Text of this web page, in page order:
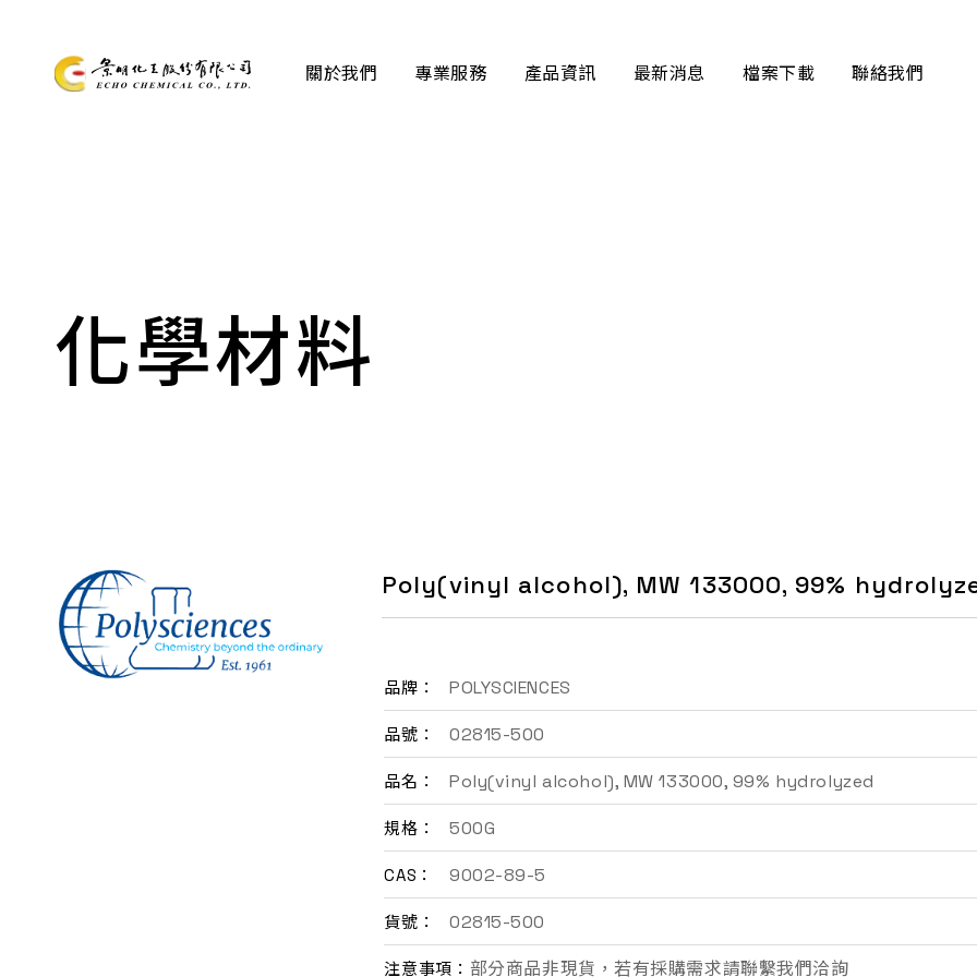
關於我們 專業服務 產品資訊 最新消息 檔案下載 聯絡我們
化學材料
Poly(vinyl alcohol), MW 133000, 99%
品牌： POLYSCIENCES
品號： 02815-500
品名： Poly(vinyl alcohol), MW 133000, 99% hydrolyzed
規格： 500G
CAS： 9002-89-5
貨號： 02815-500
注意事項： 部分商品非現貨，若有採購需求請聯繫我們洽詢
最新消息
EN
詢價車